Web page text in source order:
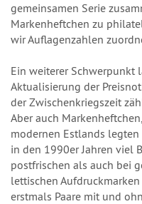
gemeinsamen Serie
Markenheftchen zu
wir Auflagenzahlen
Ein weiterer Schwerpunkt
Aktualisierung der
der Zwischenkriegszeit
Aber auch
modernen Estlands
in den 1990er Jahren viel
postfrischen als auch bei
lettischen
erstmals Paare mit und